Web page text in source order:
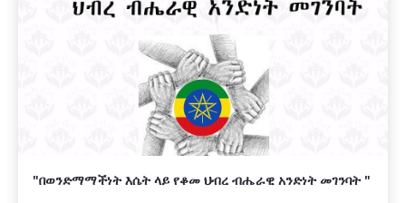
"በወንድማማችነት እሴት ላይ የቆመ ህብረ ብሔራዊ አንድነት መገንባት "